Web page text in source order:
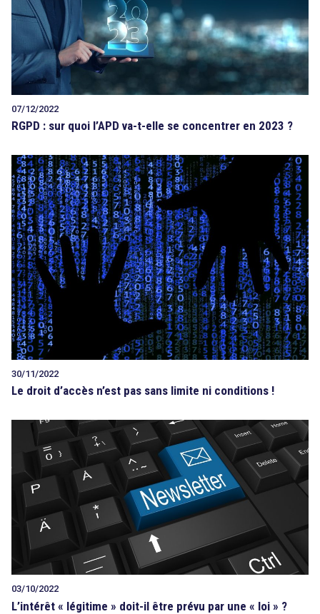
07/12/2022
RGPD : sur quoi l’APD va-t-elle se concentrer en 2023 ?
30/11/2022
Le droit d’accès n’est pas sans limite ni conditions !
03/10/2022
L’intérêt « légitime » doit-il être prévu par une « loi » ?